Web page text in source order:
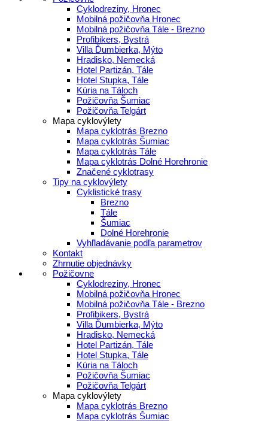
Cyklodreziny, Hronec
Mobilná požičovňa Hronec
Mobilná požičovňa Tále - Brezno
Profibikers, Bystrá
Villa Ďumbierka, Mýto
Hradisko, Nemecká
Hotel Partizán, Tále
Hotel Stupka, Tále
Kúria na Táloch
Požičovňa Šumiac
Požičovňa Telgárt
Mapa cyklovýlety
Mapa cyklotrás Brezno
Mapa cyklotrás Šumiac
Mapa cyklotrás Tále
Mapa cyklotrás Dolné Horehronie
Značené cyklotrasy
Tipy na cyklovýlety
Cyklistické trasy
Brezno
Tále
Šumiac
Dolné Horehronie
Vyhľladávanie podľa parametrov
Kontakt
Zhrnutie objednávky
Požičovne
Cyklodreziny, Hronec
Mobilná požičovňa Hronec
Mobilná požičovňa Tále - Brezno
Profibikers, Bystrá
Villa Ďumbierka, Mýto
Hradisko, Nemecká
Hotel Partizán, Tále
Hotel Stupka, Tále
Kúria na Táloch
Požičovňa Šumiac
Požičovňa Telgárt
Mapa cyklovýlety
Mapa cyklotrás Brezno
Mapa cyklotrás Šumiac